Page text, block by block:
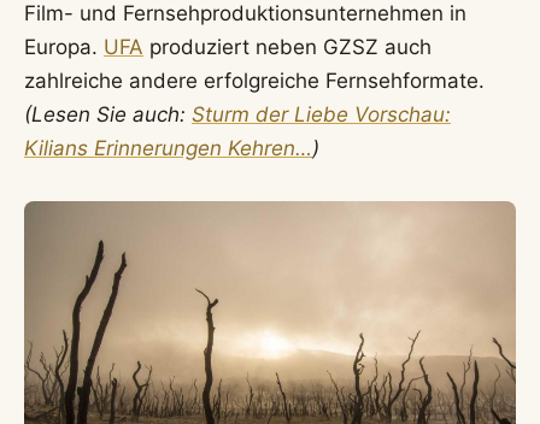
Film- und Fernsehproduktionsunternehmen in
Europa. UFA produziert neben GZSZ auch
zahlreiche andere erfolgreiche Fernsehformate.
(Lesen Sie auch: Sturm der Liebe Vorschau:
Kilians Erinnerungen Kehren…)